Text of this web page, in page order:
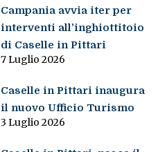
Campania avvia iter per
interventi all’inghiottitoio
di Caselle in Pittari
7 Luglio 2026
Caselle in Pittari inaugura
il nuovo Ufficio Turismo
3 Luglio 2026